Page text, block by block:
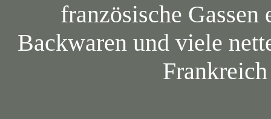
französische
Backwaren und viele